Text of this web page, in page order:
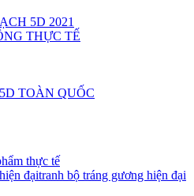
5D 2021
THỰC TẾ
TOÀN QUỐC
thực tế
tranh bộ tráng gương hiện đại